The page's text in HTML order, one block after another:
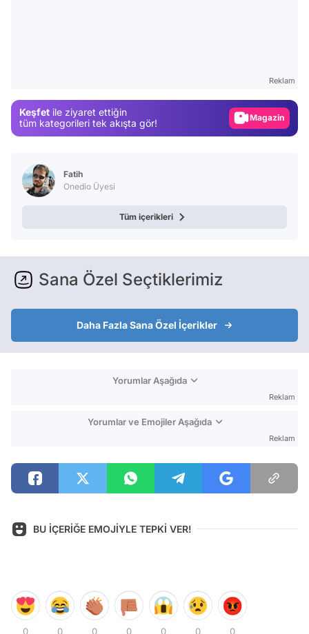
Reklam
Keşfet ile ziyaret ettiğin
tüm kategorileri tek akışta gör!
Magazin
Fatih
Onedio Üyesi
Tüm içerikleri
Sana Özel Seçtiklerimiz
Daha Fazla Sana Özel İçerikler
Yorumlar Aşağıda
Reklam
Yorumlar ve Emojiler Aşağıda
Reklam
BU İÇERİĞE EMOJİYLE TEPKİ VER!
0 0 0 0 0 0 0